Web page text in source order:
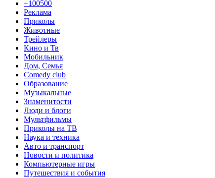
+100500
Реклама
Приколы
Животные
Трейлеры
Кино и Тв
Мобильник
Дом, Семья
Comedy club
Образование
Музыкальные
Знаменитости
Люди и блоги
Мультфильмы
Приколы на ТВ
Наука и техника
Авто и транспорт
Новости и политика
Компьютерные игры
Путешествия и события